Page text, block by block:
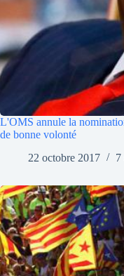
L'OMS annule la
de bonne volonté
22 octobre 2017
7